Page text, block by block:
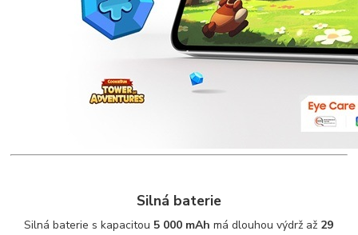
Silná baterie
Silná baterie s kapacitou 5 000 mAh má dlouhou výdrž až 29